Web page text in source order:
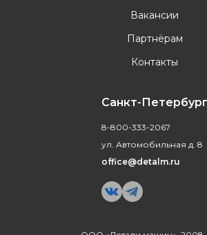
Вакансии
Партнёрам
Контакты
Санкт-Петербург
8-800-333-2067
ул. Автомобильная д. 8
office@detalm.ru